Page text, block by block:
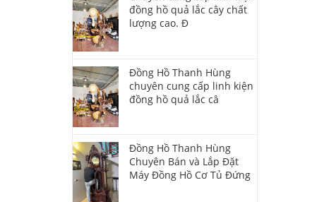
đồng hồ quả lắc cây chất
lượng cao. Đ
Đồng Hồ Thanh Hùng
chuyên cung cấp linh kiện
đồng hồ quả lắc câ
Đồng Hồ Thanh Hùng
Chuyên Bán và Lắp Đặt
Máy Đồng Hồ Cơ Tủ Đứng